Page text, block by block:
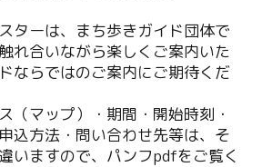
ターは、まち歩きガイド団体で
れ合いながら楽しくご案内いた
ならではのご案内にご期待くだ
（マップ）・期間・開始時刻・
込方法・問い合わせ先等は、そ
いますので、パンフpdfをご覧く